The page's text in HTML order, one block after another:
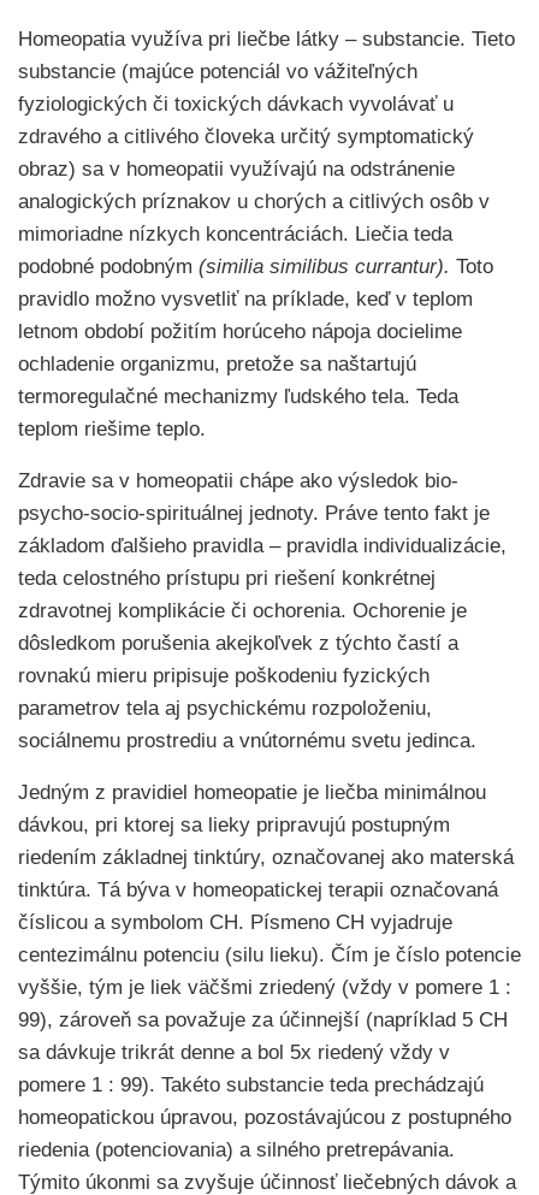
Homeopatia využíva pri liečbe látky – substancie. Tieto
substancie (majúce potenciál vo vážiteľných
fyziologických či toxických dávkach vyvolávať u
zdravého a citlivého človeka určitý symptomatický
obraz) sa v homeopatii využívajú na odstránenie
analogických príznakov u chorých a citlivých osôb v
mimoriadne nízkych koncentráciách. Liečia teda
podobné podobným (similia similibus currantur). Toto
pravidlo možno vysvetliť na príklade, keď v teplom
letnom období požitím horúceho nápoja docielime
ochladenie organizmu, pretože sa naštartujú
termoregulačné mechanizmy ľudského tela. Teda
teplom riešime teplo.
Zdravie sa v homeopatii chápe ako výsledok bio-
psycho-socio-spirituálnej jednoty. Práve tento fakt je
základom ďalšieho pravidla – pravidla individualizácie,
teda celostného prístupu pri riešení konkrétnej
zdravotnej komplikácie či ochorenia. Ochorenie je
dôsledkom porušenia akejkoľvek z týchto častí a
rovnakú mieru pripisuje poškodeniu fyzických
parametrov tela aj psychickému rozpoloženiu,
sociálnemu prostrediu a vnútornému svetu jedinca.
Jedným z pravidiel homeopatie je liečba minimálnou
dávkou, pri ktorej sa lieky pripravujú postupným
riedením základnej tinktúry, označovanej ako materská
tinktúra. Tá býva v homeopatickej terapii označovaná
číslicou a symbolom CH. Písmeno CH vyjadruje
centezimálnu potenciu (silu lieku). Čím je číslo potencie
vyššie, tým je liek väčšmi zriedený (vždy v pomere 1 :
99), zároveň sa považuje za účinnejší (napríklad 5 CH
sa dávkuje trikrát denne a bol 5x riedený vždy v
pomere 1 : 99). Takéto substancie teda prechádzajú
homeopatickou úpravou, pozostávajúcou z postupného
riedenia (potenciovania) a silného pretrepávania.
Týmito úkonmi sa zvyšuje účinnosť liečebných dávok a